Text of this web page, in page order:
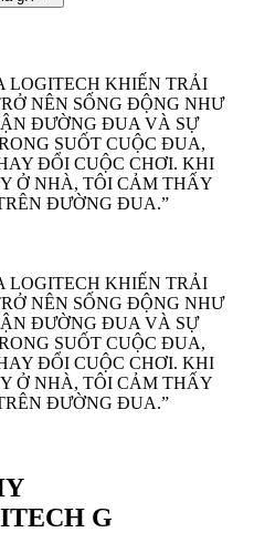
LOGITECH KHIẾN TRẢI
NÊN SỐNG ĐỘNG NHƯ
ĐƯỜNG ĐUA VÀ SỰ
SUỐT CUỘC ĐUA,
ĐỔI CUỘC CHƠI. KHI
Ở NHÀ, TÔI CẢM THẤY
ĐƯỜNG ĐUA.”
LOGITECH KHIẾN TRẢI
NÊN SỐNG ĐỘNG NHƯ
ĐƯỜNG ĐUA VÀ SỰ
SUỐT CUỘC ĐUA,
ĐỔI CUỘC CHƠI. KHI
Ở NHÀ, TÔI CẢM THẤY
ĐƯỜNG ĐUA.”
G